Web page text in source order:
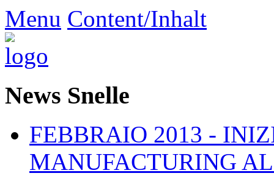
Menu Content/Inhalt
News Snelle
FEBBRAIO 2013 -
MANUFACTURING